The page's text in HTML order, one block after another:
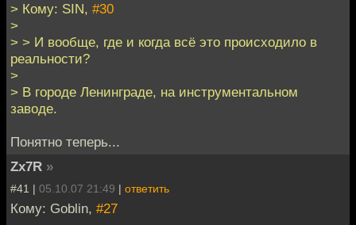
> Кому: SIN, #30
>
> > И вообще, где и когда всё это происходило в
реальности?
>
> В городе Ленинграде, на инструментальном
заводе.
Понятно теперь...
Zx7R »
#41 | 05.10.07 21:49 | ответить
Кому: Goblin, #27